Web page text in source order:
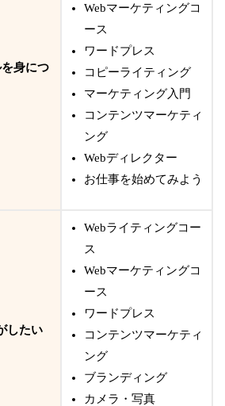
身につ
Webマーケティングコ
ース
ワードプレス
コピーライティング
マーケティング入門
コンテンツマーケティ
ング
Webディレクター
お仕事を始めてみよう
したい
Webライティングコー
ス
Webマーケティングコ
ース
ワードプレス
コンテンツマーケティ
ング
ブランディング
カメラ・写真